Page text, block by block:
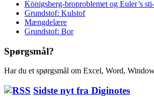
Königsberg-broproblemet og Euler’s
Grundstof: Kulstof
Mængdelære
Grundstof: Bor
Spørgsmål?
Har du et spørgsmål om Excel, Word,
Sidste nyt fra Diginotes